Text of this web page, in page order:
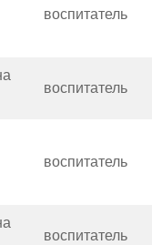
воспитатель
воспитатель
воспитатель
воспитатель